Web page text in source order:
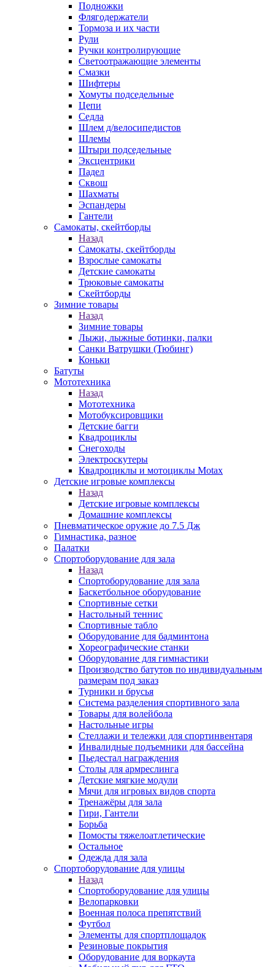
Подножки
Флягодержатели
Тормоза и их части
Рули
Ручки контролирующие
Светоотражающие элементы
Смазки
Шифтеры
Хомуты подседельные
Цепи
Седла
Шлем д/велосипедистов
Шлемы
Штыри подседельные
Эксцентрики
Падел
Сквош
Шахматы
Эспандеры
Гантели
Самокаты, скейтборды
Назад
Самокаты, скейтборды
Взрослые самокаты
Детские самокаты
Трюковые самокаты
Скейтборды
Зимние товары
Назад
Зимние товары
Лыжи, лыжные ботинки, палки
Санки Ватрушки (Тюбинг)
Коньки
Батуты
Мототехника
Назад
Мототехника
Мотобуксировщики
Детские багги
Квадроциклы
Снегоходы
Электроскутеры
Квадроциклы и мотоциклы Motax
Детские игровые комплексы
Назад
Детские игровые комплексы
Домашние комплексы
Пневматическое оружие до 7.5 Дж
Гимнастика, разное
Палатки
Спортоборудование для зала
Назад
Спортоборудование для зала
Баскетбольное оборудование
Спортивные сетки
Настольный теннис
Спортивные табло
Оборудование для бадминтона
Хореографические станки
Оборудование для гимнастики
Производство батутов по индивидуальным
размерам под заказ
Турники и брусья
Система разделения спортивного зала
Товары для волейбола
Настольные игры
Стеллажи и тележки для спортинвентаря
Инвалидные подъемники для бассейна
Пьедестал награждения
Столы для армреслинга
Детские мягкие модули
Мячи для игровых видов спорта
Тренажёры для зала
Гири, Гантели
Борьба
Помосты тяжелоатлетические
Остальное
Одежда для зала
Спортоборудование для улицы
Назад
Спортоборудование для улицы
Велопарковки
Военная полоса препятствий
Футбол
Элементы для спортплощадок
Резиновые покрытия
Оборудование для воркаута